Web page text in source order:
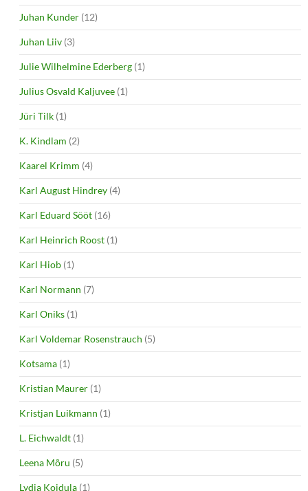
Juhan Kunder (12)
Juhan Liiv (3)
Julie Wilhelmine Ederberg (1)
Julius Osvald Kaljuvee (1)
Jüri Tilk (1)
K. Kindlam (2)
Kaarel Krimm (4)
Karl August Hindrey (4)
Karl Eduard Sööt (16)
Karl Heinrich Roost (1)
Karl Hiob (1)
Karl Normann (7)
Karl Oniks (1)
Karl Voldemar Rosenstrauch (5)
Kotsama (1)
Kristian Maurer (1)
Kristjan Luikmann (1)
L. Eichwaldt (1)
Leena Mõru (5)
Lydia Koidula (1)